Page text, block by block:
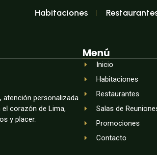
Habitaciones
personalizada
corazón de Lima,
y placer.
Menú
Inicio
Habitaciones
Restaurantes
Salas de
Promociones
Contacto